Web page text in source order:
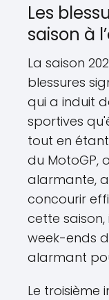
Les
saison à
La saison
blessures
qui a induit
sportives
tout en
du MotoGP,
alarmante,
concourir
cette
week-ends
alarmant
Le troisième